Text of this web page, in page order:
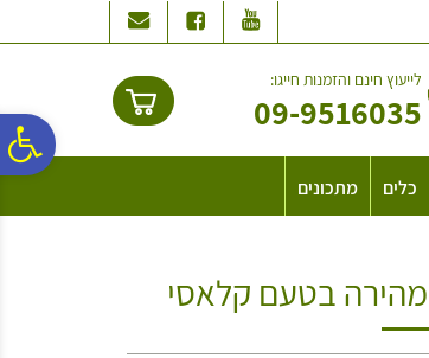
נגישות
אתר
המרכזי
לייעוץ חינם והזמנות חייגו:
09-9516035
כלים מתכונים
בטעם קלאסי